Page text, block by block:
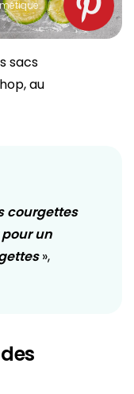
sacs
au
courgettes
un
»,